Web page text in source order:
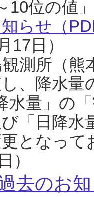
10位の値
らせ（
17日）
測所（熊
、降水
水量」の
「日降
となっ
）
去のお